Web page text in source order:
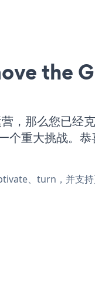
the
，那么您已经
个重大挑战。恭
、turn，并支持